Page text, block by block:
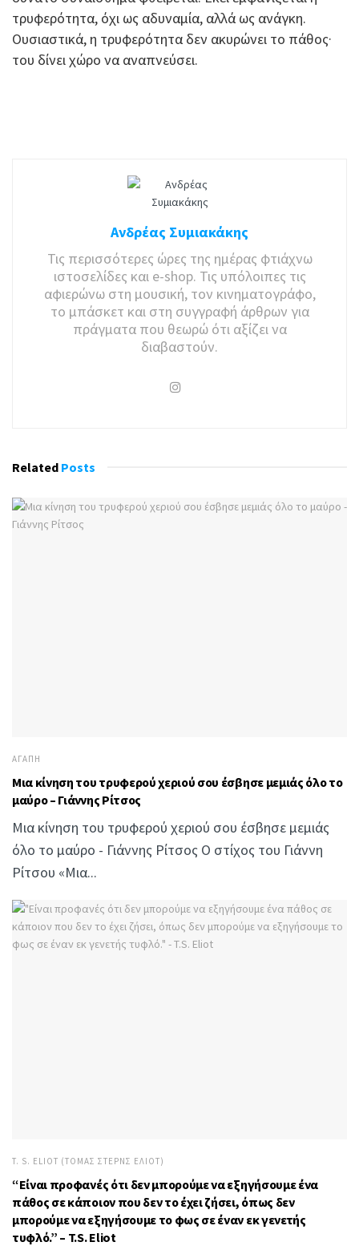
τρυφερότητα, όχι ως αδυναμία, αλλά ως ανάγκη.
Ουσιαστικά, η τρυφερότητα δεν ακυρώνει το πάθος·
του δίνει χώρο να αναπνεύσει.
Ανδρέας Συμιακάκης
Τις περισσότερες ώρες της ημέρας φτιάχνω
ιστοσελίδες και e-shop. Τις υπόλοιπες τις
αφιερώνω στη μουσική, τον κινηματογράφο,
το μπάσκετ και στη συγγραφή άρθρων για
πράγματα που θεωρώ ότι αξίζει να
διαβαστούν.
Related Posts
ΑΓΆΠΗ
Μια κίνηση του τρυφερού χεριού σου έσβησε μεμιάς όλο το
μαύρο – Γιάννης Ρίτσος
Μια κίνηση του τρυφερού χεριού σου έσβησε μεμιάς
όλο το μαύρο - Γιάννης Ρίτσος Ο στίχος του Γιάννη
Ρίτσου «Μια...
T. S. ELIOT (ΤΌΜΑΣ ΣΤΕΡΝΣ ΈΛΙΟΤ)
“Είναι προφανές ότι δεν μπορούμε να εξηγήσουμε ένα
πάθος σε κάποιον που δεν το έχει ζήσει, όπως δεν
μπορούμε να εξηγήσουμε το φως σε έναν εκ γενετής
τυφλό.” – T.S. Eliot